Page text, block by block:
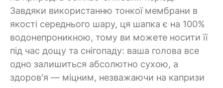
Завдяки використанню тонкої мембрани в
якості середнього шару, ця шапка є на 100%
водонепроникною, тому ви можете носити її
під час дощу та снігопаду: ваша голова все
одно залишиться абсолютно сухою, а
здоров'я — міцним, незважаючи на капризи